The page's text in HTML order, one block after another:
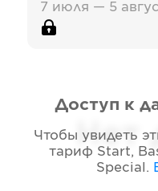
7 июля — 5
Нет
Доступ к
Чтобы увидеть
тариф Start,
Special .